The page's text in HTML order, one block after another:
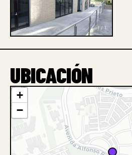
1 / 1
UBICACIÓN
+
−